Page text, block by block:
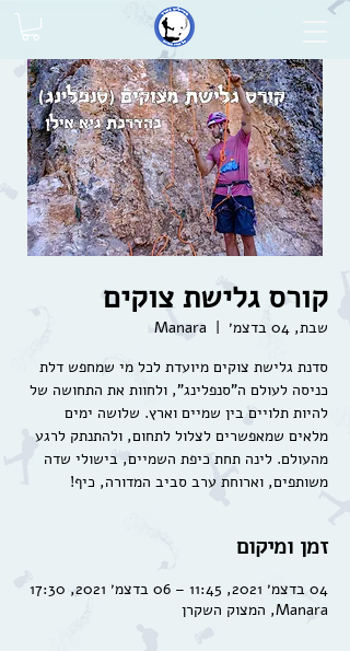
קורס גלישת צוקים
שבת, 04 בדצמ׳
Manara
סדנת גלישת צוקים מיועדת לכל מי שמחפש דלת
כניסה לעולם ה"סנפלינג", ולחוות את התחושה של
להיות תלויים בין שמיים וארץ. שלושה ימים
מלאים שמאפשרים לצלול לתחום, ולהתנתק לרגע
מהעולם. לינה תחת כיפת השמיים, בישולי שדה
משותפים, וארוחת ערב סביב המדורה, כיף!
זמן ומיקום
04 בדצמ׳ 2021, 11:45 – 06 בדצמ׳ 2021, 17:30
Manara, המצוק השקרן